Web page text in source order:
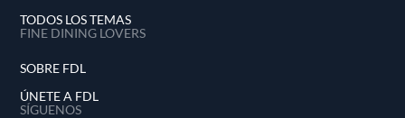
TODOS LOS TEMAS
FINE DINING LOVERS
SOBRE FDL
ÚNETE A FDL
SÍGUENOS